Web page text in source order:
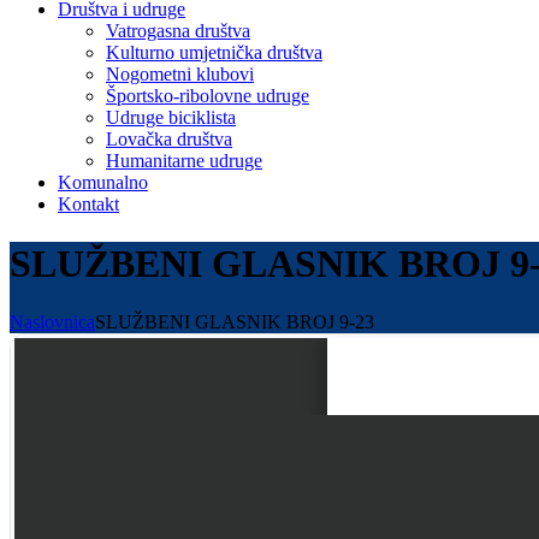
Društva i udruge
Vatrogasna društva
Kulturno umjetnička društva
Nogometni klubovi
Športsko-ribolovne udruge
Udruge biciklista
Lovačka društva
Humanitarne udruge
Komunalno
Kontakt
SLUŽBENI GLASNIK BROJ
NaslovnicaSLUŽBENI GLASNIK BROJ 9-23